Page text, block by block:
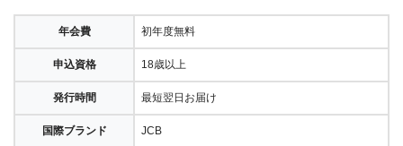
年会費 初年度無料
申込資格 18歳以上
発行時間 最短翌日お届け
国際ブランド JCB